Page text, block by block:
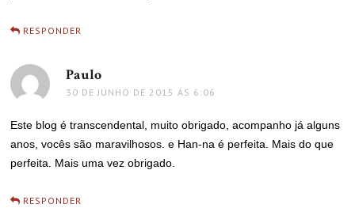
RESPONDER
Paulo
30 DE JUNHO DE 2015 ÀS 6:06
Este blog é transcendental, muito obrigado, acompanho já alguns
anos, vocês são maravilhosos. e Han-na é perfeita. Mais do que
perfeita. Mais uma vez obrigado.
RESPONDER